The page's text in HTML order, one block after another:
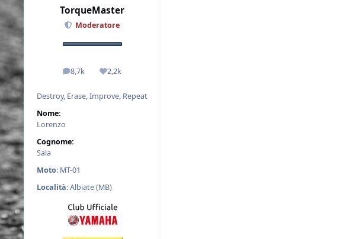
TorqueMaster
Moderatore
8,7k
messaggi2,2k
Reputazione
Destroy, Erase, Improve, Repeat
Nome:
Lorenzo
Cognome:
Sala
Moto: MT-01
Località: Albiate (MB)